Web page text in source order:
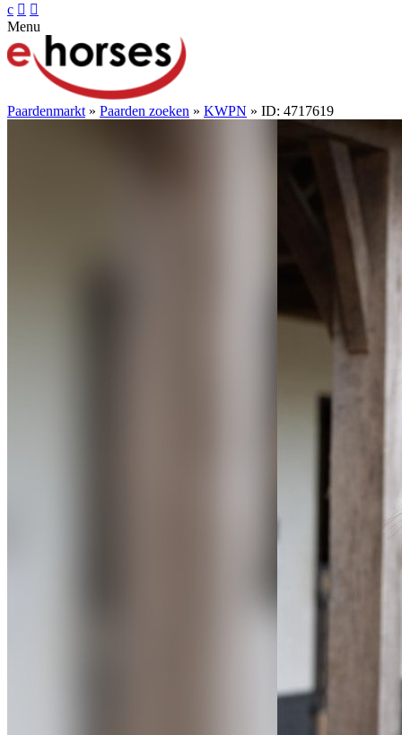
c  
Menu
Paardenmarkt » Paarden zoeken » KWPN » ID: 4717619